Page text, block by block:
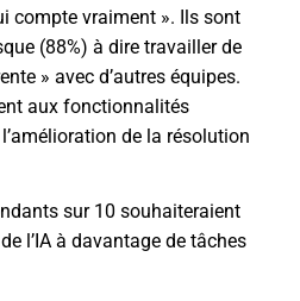
compte vraiment ». Ils sont
(88%) à dire travailler de
» avec d’autres équipes.
aux fonctionnalités
de la résolution
sur 10 souhaiteraient
l’IA à davantage de tâches